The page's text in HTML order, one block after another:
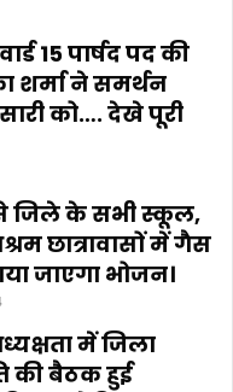
15 पार्षद पद की
शर्मा ने समर्थन
को…. देखे पूरी
जिले के सभी स्कूल,
छात्रावासों में गैस
जाएगा भोजन।
में जिला
की बैठक हुई